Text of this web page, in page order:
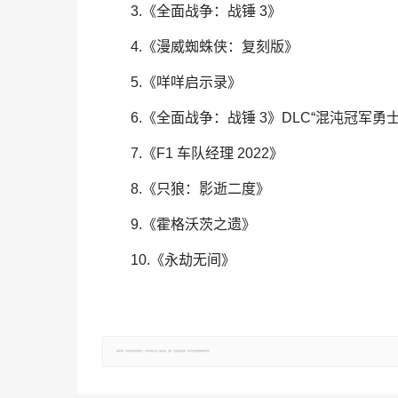
3.《全面战争：战锤 3》
4.《漫威蜘蛛侠：复刻版》
5.《咩咩启示录》
6.《全面战争：战锤 3》DLC“混沌冠军勇
7.《F1 车队经理 2022》
8.《只狼：影逝二度》
9.《霍格沃茨之遗》
10.《永劫无间》
郑重声明：文章仅代表原作者观点，不代表本站立场；如有侵权、违规，可直接反馈本站，我们将会作修改或删除处理。